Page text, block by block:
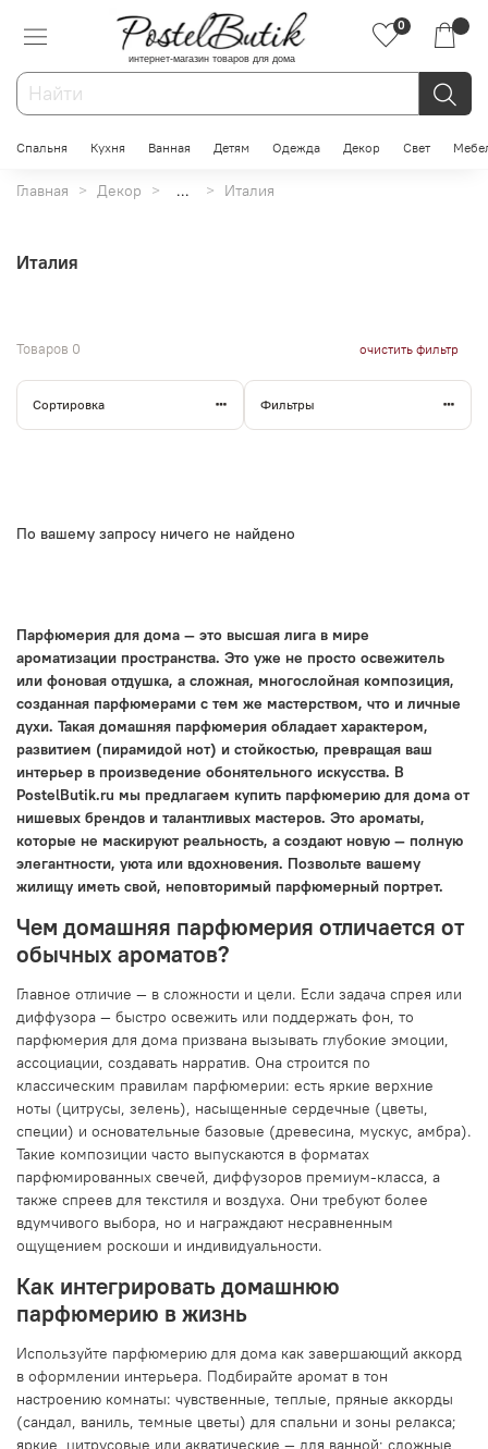
интернет-магазин товаров для дома
0
Спальня Кухня Ванная Детям Одежда Декор Свет
Главная Декор ... Италия
Италия
Товаров 0 очистить фильтр
Сортировка Фильтры
По вашему запросу ничего не найдено
Парфюмерия для дома — это высшая лига в мире
ароматизации пространства. Это уже не просто освежитель
или фоновая отдушка, а сложная, многослойная композиция,
созданная парфюмерами с тем же мастерством, что и личные
духи. Такая домашняя парфюмерия обладает характером,
развитием (пирамидой нот) и стойкостью, превращая ваш
интерьер в произведение обонятельного искусства. В
PostelButik.ru мы предлагаем купить парфюмерию для дома от
нишевых брендов и талантливых мастеров. Это ароматы,
которые не маскируют реальность, а создают новую — полную
элегантности, уюта или вдохновения. Позвольте вашему
жилищу иметь свой, неповторимый парфюмерный портрет.
Чем домашняя парфюмерия отличается от
обычных ароматов?
Главное отличие — в сложности и цели. Если задача спрея или
диффузора — быстро освежить или поддержать фон, то
парфюмерия для дома призвана вызывать глубокие эмоции,
ассоциации, создавать нарратив. Она строится по
классическим правилам парфюмерии: есть яркие верхние
ноты (цитрусы, зелень), насыщенные сердечные (цветы,
специи) и основательные базовые (древесина, мускус, амбра).
Такие композиции часто выпускаются в форматах
парфюмированных свечей, диффузоров премиум-класса, а
также спреев для текстиля и воздуха. Они требуют более
вдумчивого выбора, но и награждают несравненным
ощущением роскоши и индивидуальности.
Как интегрировать домашнюю
парфюмерию в жизнь
Используйте парфюмерию для дома как завершающий аккорд
в оформлении интерьера. Подбирайте аромат в тон
настроению комнаты: чувственные, теплые, пряные аккорды
(сандал, ваниль, темные цветы) для спальни и зоны релакса;
яркие, цитрусовые или акватические — для ванной; сложные,